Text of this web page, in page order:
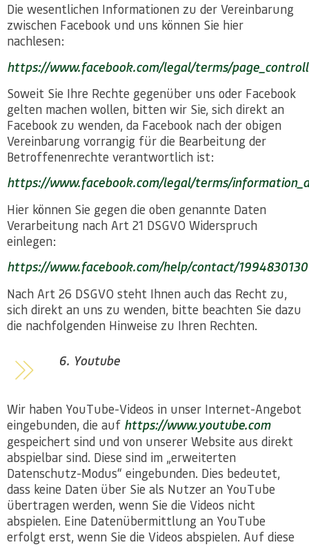
Die wesentlichen Informationen zu der Vereinbarung
zwischen Facebook und uns können Sie hier
nachlesen:
https://www.facebook.com/legal/terms/
Soweit Sie Ihre Rechte gegenüber uns oder Facebook
gelten machen wollen, bitten wir Sie, sich direkt an
Facebook zu wenden, da Facebook nach der obigen
Vereinbarung vorrangig für die Bearbeitung der
Betroffenenrechte verantwortlich ist:
https://www.facebook.com/legal/terms/
Hier können Sie gegen die oben genannte Daten
Verarbeitung nach Art 21 DSGVO Widerspruch
einlegen:
https://www.facebook.com/help/contact/
Nach Art 26 DSGVO steht Ihnen auch das Recht zu,
sich direkt an uns zu wenden, bitte beachten Sie dazu
die nachfolgenden Hinweise zu Ihren Rechten.
6. Youtube
Wir haben YouTube-Videos in unser Internet-Angebot
eingebunden, die auf https://www.youtube.com
gespeichert sind und von unserer Website aus direkt
abspielbar sind. Diese sind im „erweiterten
Datenschutz-Modus“ eingebunden. Dies bedeutet,
dass keine Daten über Sie als Nutzer an YouTube
übertragen werden, wenn Sie die Videos nicht
abspielen. Eine Datenübermittlung an YouTube
erfolgt erst, wenn Sie die Videos abspielen. Auf diese